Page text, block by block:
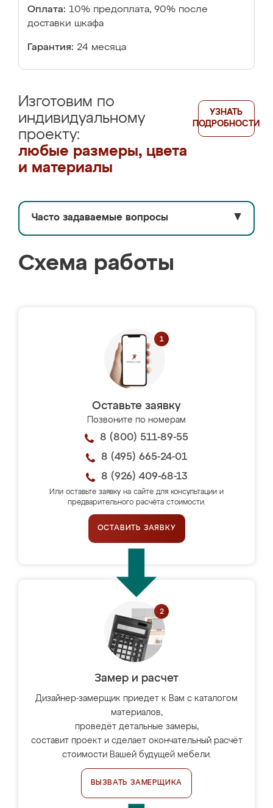
Оплата: 10% предоплата, 90% после
доставки шкафа
Гарантия: 24 месяца
Изготовим по
индивидуальному
проекту:
любые размеры, цвета
и материалы
УЗНАТЬ
ПОДРОБНОСТИ
Часто задаваемые вопросы ▼
Схема работы
Оставьте заявку
Позвоните по номерам
8 (800) 511-89-55
8 (495) 665-24-01
8 (926) 409-68-13
Или оставьте заявку на сайте для консультации и
предварительного расчёта стоимости.
ОСТАВИТЬ ЗАЯВКУ
Замер и расчет
Дизайнер-замерщик приедет к Вам с каталогом
материалов,
проведёт детальные замеры,
составит проект и сделает окончательный расчёт
стоимости Вашей будущей мебели.
ВЫЗВАТЬ ЗАМЕРЩИКА